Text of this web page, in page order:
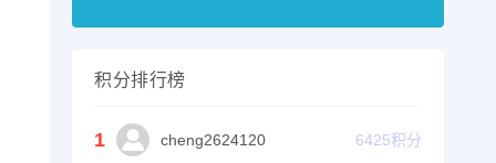
积分排行榜
1 cheng2624120 6425积分